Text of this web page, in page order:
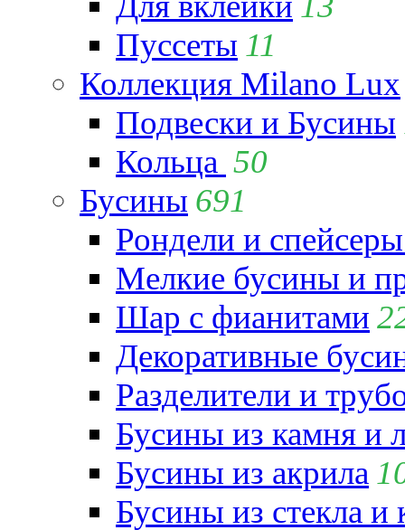
Пуссеты 11
Коллекция Milano Lux
Подвески и Бусины
Кольца 50
Бусины 691
Рондели и
Мелкие бусины и
Шар с фианитами
Декоративные
Разделители и
Бусины из камня и
Бусины из акрила
Бусины из стекла и